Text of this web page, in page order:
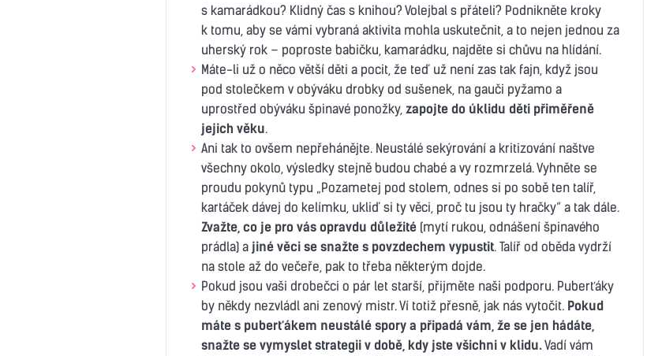
s kamarádkou? Klidný čas s knihou? Volejbal s přáteli? Podnikněte kroky
k tomu, aby se vámi vybraná aktivita mohla uskutečnit, a to nejen jednou za
uherský rok – poproste babičku, kamarádku, najděte si chůvu na hlídání.
Máte-li už o něco větší děti a pocit, že teď už není zas tak fajn, když jsou
pod stolečkem v obýváku drobky od sušenek, na gauči pyžamo a
uprostřed obýváku špinavé ponožky, zapojte do úklidu děti přiměřeně
jejich věku.
Ani tak to ovšem nepřehánějte. Neustálé sekýrování a kritizování naštve
všechny okolo, výsledky stejně budou chabé a vy rozmrzelá. Vyhněte se
proudu pokynů typu „Pozametej pod stolem, odnes si po sobě ten talíř,
kartáček dávej do kelímku, ukliď si ty věci, proč tu jsou ty hračky“ a tak dále.
Zvažte, co je pro vás opravdu důležité(mytí rukou, odnášení špinavého
prádla) ajiné věci se snažte s povzdechem vypustit. Talíř od oběda vydrží
na stole až do večeře, pak to třeba některým dojde.
Pokud jsou vaši drobečci o pár let starší, přijměte naši podporu. Puberťáky
by někdy nezvládl ani zenový mistr. Ví totiž přesně, jak nás vytočit. Pokud
máte s puberťákem neustálé spory a připadá vám, že se jen hádáte,
snažte se vymyslet strategii v době, kdy jste všichni v klidu.Vadí vám